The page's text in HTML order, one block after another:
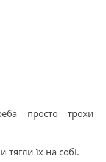
просто трохи
їх на собі.